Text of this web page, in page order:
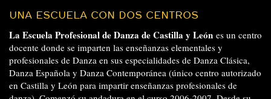
UNA ESCUELA CON DOS CENTROS
La Escuela Profesional de Danza de Castilla y León es un centro
docente donde se imparten las enseñanzas elementales y
profesionales de Danza en sus especialidades de Danza Clásica,
Danza Española y Danza Contemporánea (único centro autorizado
en Castilla y León para impartir enseñanzas profesionales de